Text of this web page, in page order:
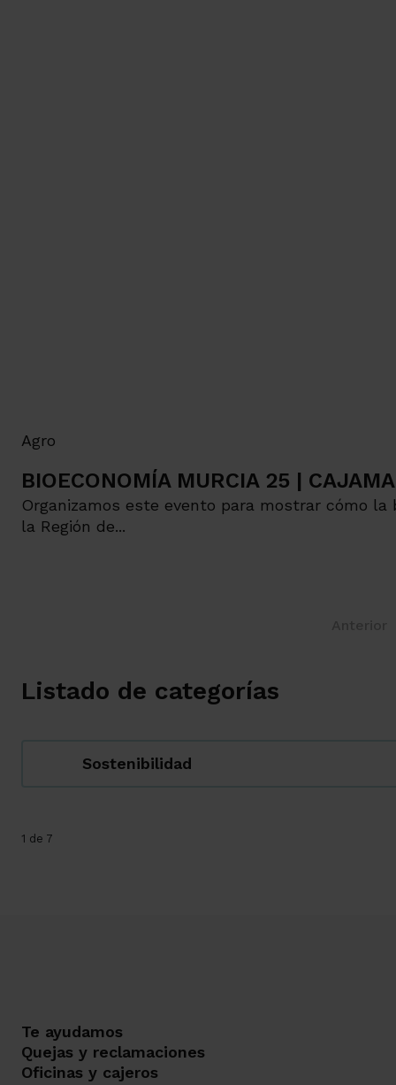
Agro
BIOECONOMÍA MURCIA 25 |
Organizamos este evento para mostrar cómo
la Región de...
Listado de categorías
Sostenibilidad
1 de 7
Te ayudamos
Quejas y reclamaciones
Oficinas y cajeros